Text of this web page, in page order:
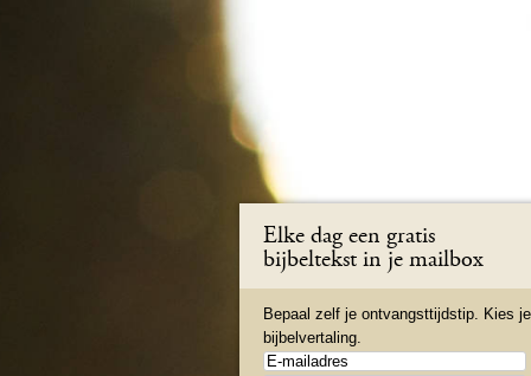
Elke dag een gratis
bijbeltekst in je mailbox
Bepaal zelf je ontvangsttijdstip. Kies
bijbelvertaling.